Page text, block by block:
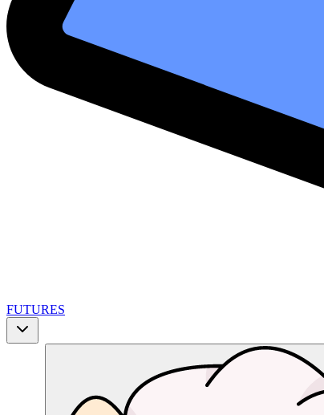
FUTURES